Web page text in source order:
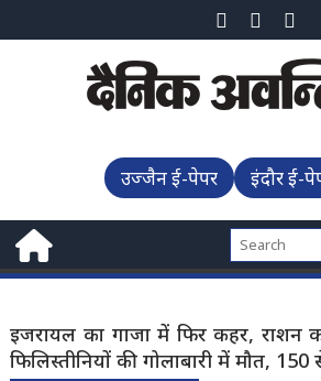
to
उज्जैन ई-पेपर इंदौर ई-
इजरायल का गाजा में फिर कहर, राशन
फिलिस्तीनियों की गोलाबारी में मौत,